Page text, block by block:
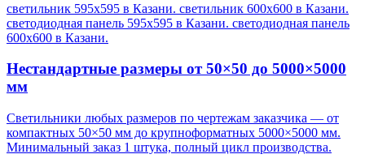
светильник 595х595 в Казани. светильник 600х600 в Казани.
светодиодная панель 595х595 в Казани. светодиодная панель
600х600 в Казани.
Нестандартные размеры от 50×50 до 5000×5000
мм
Светильники любых размеров по чертежам заказчика — от
компактных 50×50 мм до крупноформатных 5000×5000 мм.
Минимальный заказ 1 штука, полный цикл производства.